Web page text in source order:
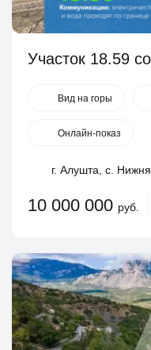
Участок 18.59
Вид на горы
Онлайн-показ
г. Алушта, с.
10 000 000 руб.